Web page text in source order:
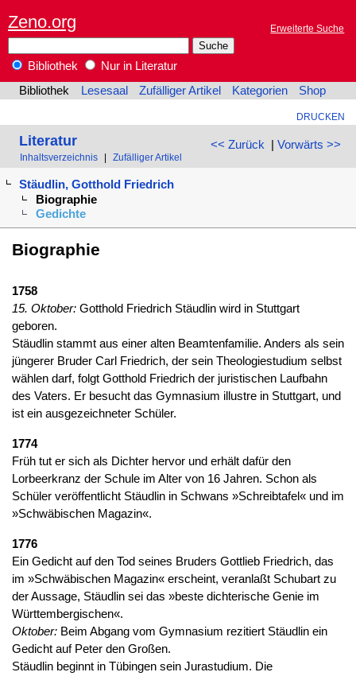
Zeno.org Erweiterte Suche
Bibliothek
Nur in Literatur
Bibliothek
Lesesaal Zufälliger Artikel Kategorien Shop
DRUCKEN
<< Zurück | Vorwärts >>
Literatur
Inhaltsverzeichnis Zufälliger Artikel
Stäudlin, Gotthold Friedrich
Biographie
Gedichte
Biographie
1758
15. Oktober:Gotthold Friedrich Stäudlin wird in Stuttgart
geboren.
Stäudlin stammt aus einer alten Beamtenfamilie. Anders als sein
jüngerer Bruder Carl Friedrich, der sein Theologiestudium selbst
wählen darf, folgt Gotthold Friedrich der juristischen Laufbahn
des Vaters. Er besucht das Gymnasium illustre in Stuttgart, und
ist ein ausgezeichneter Schüler.
1774
Früh tut er sich als Dichter hervor und erhält dafür den
Lorbeerkranz der Schule im Alter von 16 Jahren. Schon als
Schüler veröffentlicht Stäudlin in Schwans »Schreibtafel« und im
»Schwäbischen Magazin«.
1776
Ein Gedicht auf den Tod seines Bruders Gottlieb Friedrich, das
im »Schwäbischen Magazin« erscheint, veranlaßt Schubart zu
der Aussage, Stäudlin sei das »beste dichterische Genie im
Württembergischen«.
Oktober:Beim Abgang vom Gymnasium rezitiert Stäudlin ein
Gedicht auf Peter den Großen.
Stäudlin beginnt in Tübingen sein Jurastudium. Die